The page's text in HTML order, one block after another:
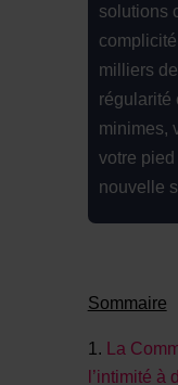
solutions
milliers
régularité
minimes,
votre
nouvelle
Sommaire
La
l’intimité à